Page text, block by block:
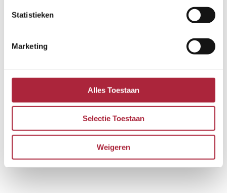
Statistieken
Marketing
Alles Toestaan
Selectie Toestaan
Weigeren